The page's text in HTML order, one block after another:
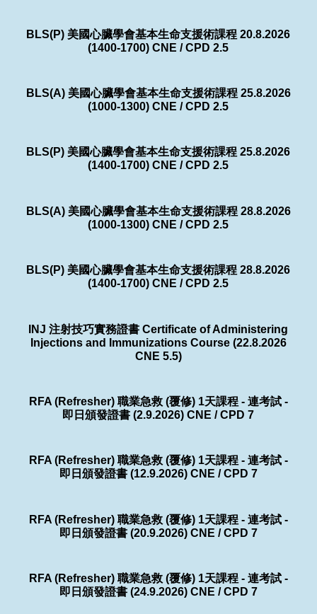
BLS(P) 美國心臟學會基本生命支援術課程 20.8.2026
(1400-1700) CNE / CPD 2.5
BLS(A) 美國心臟學會基本生命支援術課程 25.8.2026
(1000-1300) CNE / CPD 2.5
BLS(P) 美國心臟學會基本生命支援術課程 25.8.2026
(1400-1700) CNE / CPD 2.5
BLS(A) 美國心臟學會基本生命支援術課程 28.8.2026
(1000-1300) CNE / CPD 2.5
BLS(P) 美國心臟學會基本生命支援術課程 28.8.2026
(1400-1700) CNE / CPD 2.5
INJ 注射技巧實務證書 Certificate of Administering
Injections and Immunizations Course (22.8.2026
CNE 5.5)
RFA (Refresher) 職業急救 (覆修) 1天課程 - 連考試 -
即日頒發證書 (2.9.2026) CNE / CPD 7
RFA (Refresher) 職業急救 (覆修) 1天課程 - 連考試 -
即日頒發證書 (12.9.2026) CNE / CPD 7
RFA (Refresher) 職業急救 (覆修) 1天課程 - 連考試 -
即日頒發證書 (20.9.2026) CNE / CPD 7
RFA (Refresher) 職業急救 (覆修) 1天課程 - 連考試 -
即日頒發證書 (24.9.2026) CNE / CPD 7